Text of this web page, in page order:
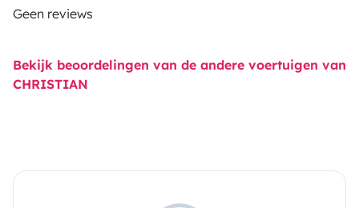
Geen reviews
Bekijk beoordelingen van de andere voertuigen van
CHRISTIAN